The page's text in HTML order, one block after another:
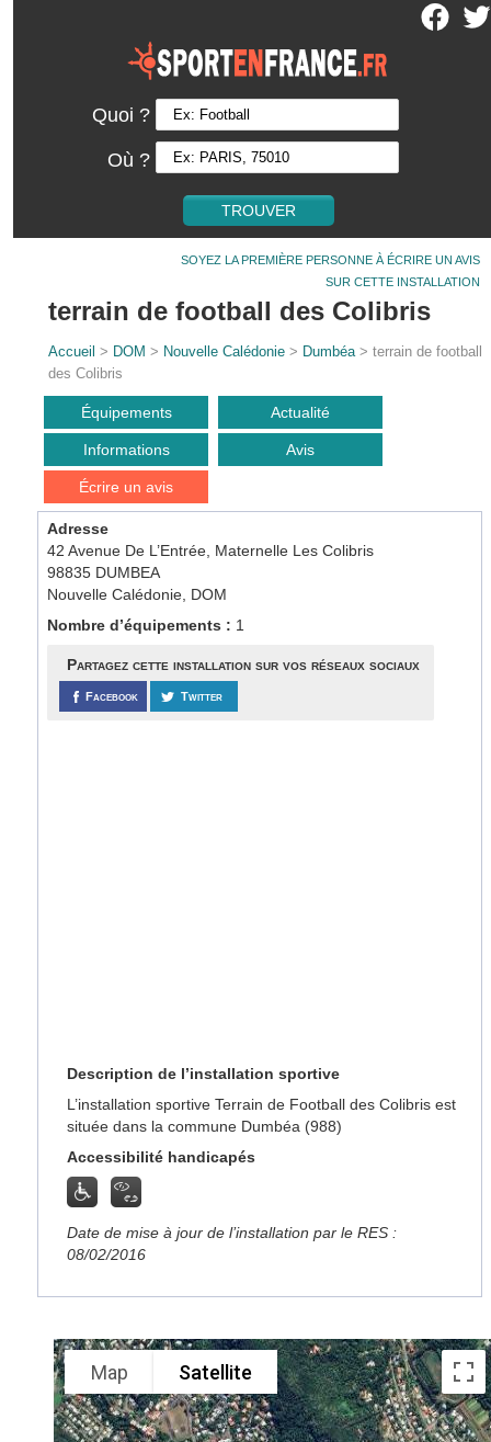
Quoi ?
Où ?
SOYEZ LA PREMIÈRE PERSONNE À ÉCRIRE UN AVIS
SUR CETTE INSTALLATION
terrain de football des Colibris
Accueil > DOM > Nouvelle Calédonie > Dumbéa> terrain de football
des Colibris
Équipements Actualité
Informations Avis
Écrire un avis
Adresse
42 Avenue De L’Entrée, Maternelle Les Colibris
98835 DUMBEA
Nouvelle Calédonie, DOM
Nombre d’équipements : 1
Partagez cette installation sur vos réseaux sociaux
Facebook Twitter
Description de l’installation sportive
L’installation sportive Terrain de Football des Colibris est
située dans la commune Dumbéa (988)
Accessibilité handicapés
Date de mise à jour de l’installation par le RES :
08/02/2016
Map Satellite